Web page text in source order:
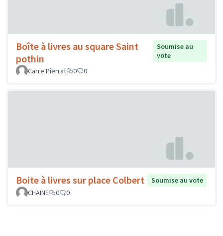
Boîte à livres au square Saint
pothin
Soumise au
vote
Carre Pierrat
0 0
Boite à livres sur place Colbert
Soumise au vote
CHAINE
0 0